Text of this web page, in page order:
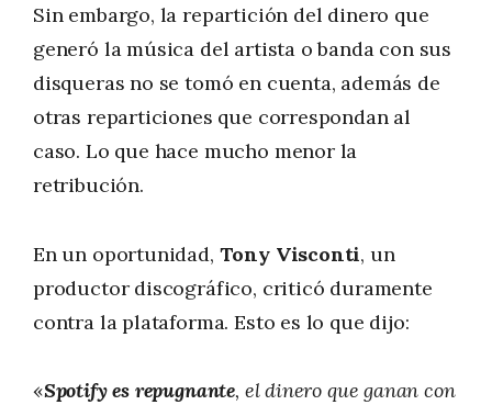
Sin embargo, la repartición del dinero que
generó la música del artista o banda con sus
disqueras no se tomó en cuenta, además de
otras reparticiones que correspondan al
caso. Lo que hace mucho menor la
retribución.
En un oportunidad, Tony Visconti, un
productor discográfico, criticó duramente
contra la plataforma. Esto es lo que dijo:
«Spotify es repugnante, el dinero que ganan con